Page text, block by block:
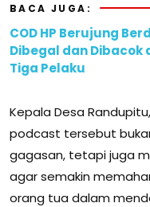
BACA JUGA:
COD HP Berujung
Dibegal dan Dibacok
Tiga Pelaku
Kepala Desa
podcast tersebut
gagasan, tetapi juga
agar semakin
orang tua dalam